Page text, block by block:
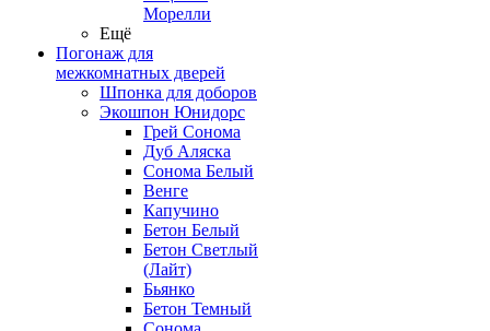
Морелли
Ещё
Погонаж для
межкомнатных дверей
Шпонка для доборов
Экошпон Юнидорс
Грей Сонома
Дуб Аляска
Сонома Белый
Венге
Капучино
Бетон Белый
Бетон Светлый
(Лайт)
Бьянко
Бетон Темный